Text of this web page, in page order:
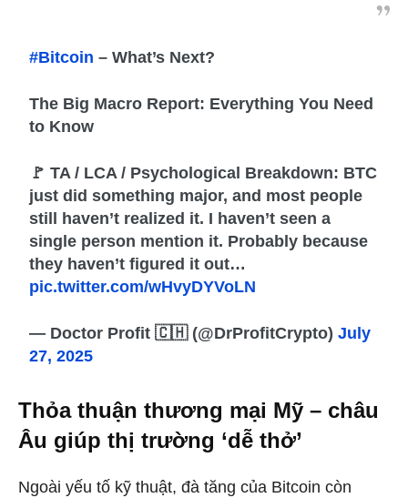
#Bitcoin – What’s Next?
The Big Macro Report: Everything You Need
to Know
🚩 TA / LCA / Psychological Breakdown: BTC
just did something major, and most people
still haven’t realized it. I haven’t seen a
single person mention it. Probably because
they haven’t figured it out…
pic.twitter.com/wHvyDYVoLN
— Doctor Profit 🇨🇭 (@DrProfitCrypto)July
27, 2025
Thỏa thuận thương mại Mỹ – châu
Âu giúp thị trường ‘dễ thở’
Ngoài yếu tố kỹ thuật, đà tăng của Bitcoin còn